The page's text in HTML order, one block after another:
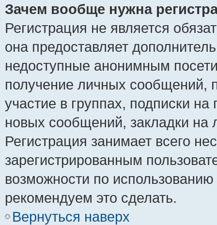
Зачем вообще нужна
Регистрация не является
она предоставляет
недоступные анонимным
получение личных сообщений,
участие в группах, подписки
новых сообщений, закладки
Регистрация занимает всего
зарегистрированным
возможности по
рекомендуем это сделать.
Вернуться наверх